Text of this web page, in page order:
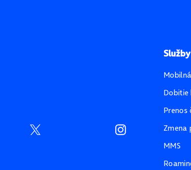
Služby
Dobitie
Prenos
Zmena
MMS